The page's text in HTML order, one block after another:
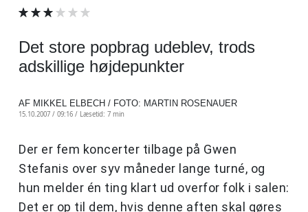
Det store popbrag udeblev, trods
adskillige højdepunkter
AF MIKKEL ELBECH / FOTO: MARTIN ROSENAUER
15.10.2007 / 09:16 / Læsetid: 7 min
Der er fem koncerter tilbage på Gwen
Stefanis over syv måneder lange turné, og
hun melder én ting klart ud overfor folk i salen:
Det er op til dem, hvis denne aften skal gøres